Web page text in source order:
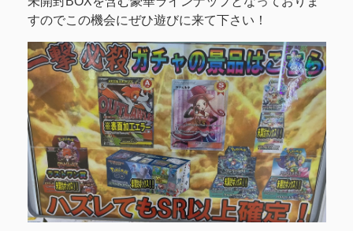
すのでこの機会にぜひ遊びに来て下さい！